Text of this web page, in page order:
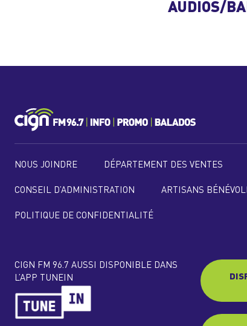
AUDIOS/
NOUS JOINDRE DÉPARTEMENT DES VENTES
CONSEIL D’ADMINISTRATION ARTISANS
POLITIQUE DE CONFIDENTIALITÉ
CIGN FM 96.7 AUSSI DISPONIBLE DANS
L’APP TUNEIN